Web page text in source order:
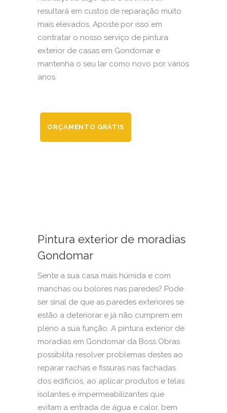
resultará em custos de reparação muito
mais elevados. Aposte por isso em
contratar o nosso serviço de pintura
exterior de casas em Gondomar e
mantenha o seu lar como novo por vários
anos.
ORÇAMENTO GRÁTIS
Pintura exterior de moradias
Gondomar
Sente a sua casa mais húmida e com
manchas ou bolores nas paredes? Pode
ser sinal de que as paredes exteriores se
estão a deteriorar e já não cumprem em
pleno a sua função. A pintura exterior de
moradias em Gondomar da Boss Obras
possibilita resolver problemas destes ao
reparar rachas e fissuras nas fachadas
dos edifícios, ao aplicar produtos e telas
isolantes e impermeabilizantes que
evitam a entrada de água e calor, bem